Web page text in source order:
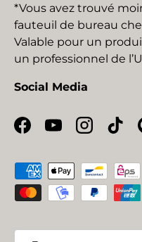
*Vous avez trouvé
fauteuil de bureau
Valable pour un
un professionnel de
Social Media
Facebook
YouTubeInstagram
Moyens de paiement